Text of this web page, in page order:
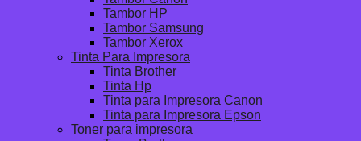
Tambor HP
Tambor Samsung
Tambor Xerox
Tinta Para Impresora
Tinta Brother
Tinta Hp
Tinta para Impresora Canon
Tinta para Impresora Epson
Toner para impresora